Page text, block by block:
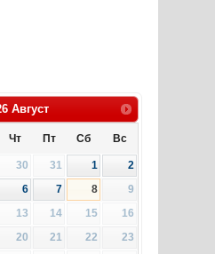
Август
Чт Пт Сб Вс
30 31 1
2
6 7 8
9
13 14 15
16
20 21 22
23